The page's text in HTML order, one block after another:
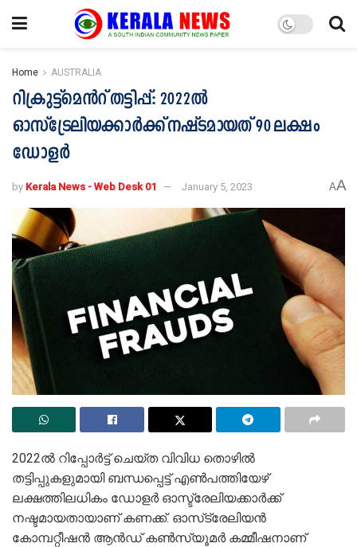
Home AUSTRALIA
റിക്രുട്ട്മെൻറ് തട്ടിപ്പ്: 2022ൽ
ഓസ്ട്രേലിയക്കാർക്ക് നഷ്ടമായത് 90 ലക്ഷം
ഡോളർ
by Kerala News - Web Desk 01 January 5, 2023 AA
2022ൽ റിപ്പോർട്ട് ചെയ്ത വിവിധ തൊഴിൽ
തട്ടിപ്പുകളുമായി ബന്ധപ്പെട്ട് എൺപത്തിയേഴ്
ലക്ഷത്തിലധികം ഡോളർ ഓസ്ട്രേലിയക്കാർക്ക്
നഷ്ടമായതായാണ് കണക്ക്. ഓസ്‌ട്രേലിയൻ
കോമ്പറ്റീഷൻ ആൻഡ് കൺസ്യൂമർ കമ്മീഷനാണ്